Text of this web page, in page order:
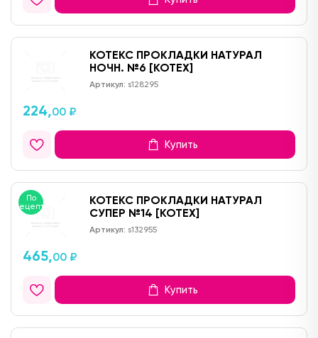
КОТЕКС ПРОКЛАДКИ НАТУРАЛ
НОЧН. №6 [KOTEX]
Артикул: s128295
224,00 ₽
Купить
По
рецепту
КОТЕКС ПРОКЛАДКИ НАТУРАЛ
СУПЕР №14 [KOTEX]
Артикул: s132955
465,00 ₽
Купить